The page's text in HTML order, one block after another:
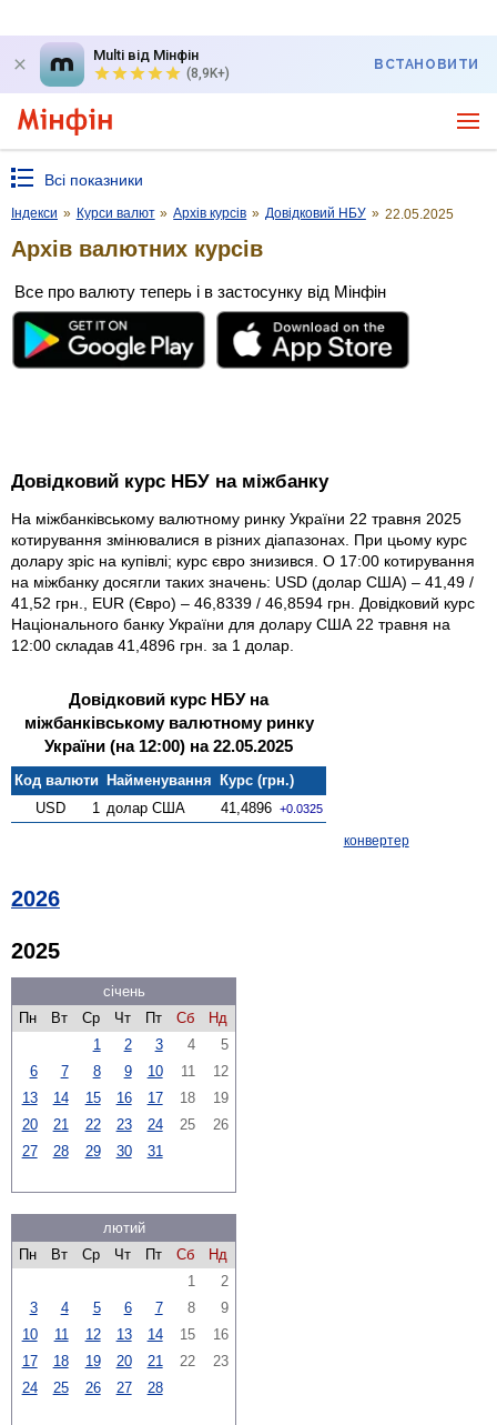
Multi від Мінфін
(8,9K+)
ВСТАНОВИТИ
Всі показники
Індекси » Курси валют » Архів курсів » Довідковий НБУ » 22.05.2025
Архів валютних курсів
Все про валюту теперь і в застосунку від Мінфін
Довідковий курс НБУ на міжбанку
На міжбанківському валютному ринку України 22 травня 2025
котирування змінювалися в різних діапазонах. При цьому курс
долару зріс на купівлі; курс євро знизився. О 17:00 котирування
на міжбанку досягли таких значень: USD (долар США) – 41,49 /
41,52 грн., EUR (Євро) – 46,8339 / 46,8594 грн. Довідковий курс
Національного банку України для долару США 22 травня на
12:00 складав 41,4896 грн. за 1 долар.
Довідковий курс НБУ на
міжбанківському валютному ринку
України (на 12:00) на 22.05.2025
Код валюти Найменування
Курс (грн.)
USD
1 долар США 41,4896 +0.0325
конвертер
2026
2025
січень
Пн
Вт Ср Чт Пт Сб
Нд
1
2 3 4
5
6
7 8 9 10 11
12
13
14 15 16 17 18
19
20
21 22 23 24 25
26
27
28 29 30 31
лютий
Пн
Вт Ср Чт Пт Сб
Нд
1
2
3
4 5 6 7 8
9
10
11 12 13 14 15
16
17
18 19 20 21 22
23
24
25 26 27 28